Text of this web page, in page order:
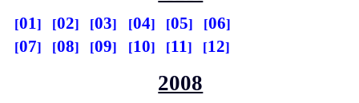
01 02 03 04 05
06
07
08 09 10 11 12
2008